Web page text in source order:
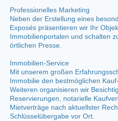
Professionelles Marketing
Neben der Erstellung eines
Exposés präsentieren wir Ihr
Immobilienportalen und schalten
örtlichen Presse.
Immobilien-Service
Mit unserem großen
Immobilie den bestmöglichen
Weiteren organisieren wir
Reservierungen, notarielle
Mietverträge nach aktuellster
Schlüsselübergabe vor Ort.